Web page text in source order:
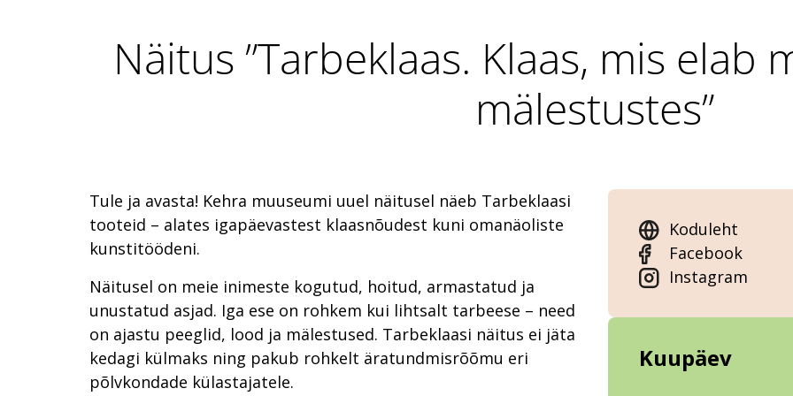
Näitus ”Tarbeklaas. Klaas, mis elab
mälestustes”
Tule ja avasta! Kehra muuseumi uuel näitusel näeb Tarbeklaasi
tooteid – alates igapäevastest klaasnõudest kuni omanäoliste
kunstitöödeni.
Näitusel on meie inimeste kogutud, hoitud, armastatud ja
unustatud asjad. Iga ese on rohkem kui lihtsalt tarbeese – need
on ajastu peeglid, lood ja mälestused. Tarbeklaasi näitus ei jäta
kedagi külmaks ning pakub rohkelt äratundmisrõõmu eri
põlvkondade külastajatele.
Koduleht
Facebook
Instagram
Kuupäev